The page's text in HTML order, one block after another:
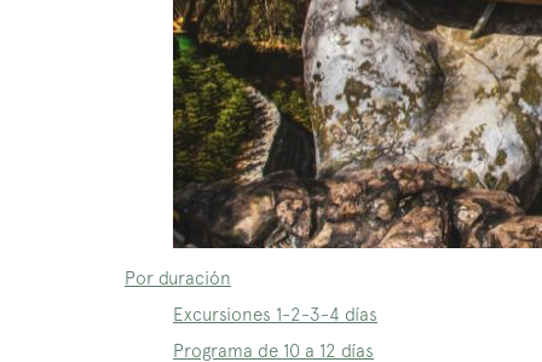
Por duración
Excursiones 1-2-3-4 días
Programa de 10 a 12 días